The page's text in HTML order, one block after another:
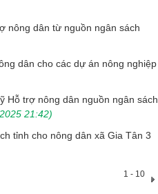
nông dân từ nguồn ngân sách
dân cho các dự án nông nghiệp
Hỗ trợ nông dân nguồn ngân sách
21:42)
tỉnh cho nông dân xã Gia Tân 3
1 - 10